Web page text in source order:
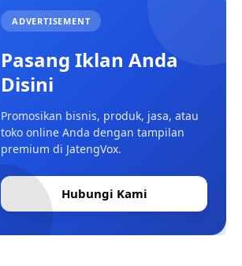
ADVERTISEMENT
Pasang Iklan Anda
Disini
Promosikan bisnis, produk, jasa, atau
toko online Anda dengan tampilan
premium di JatengVox.
Hubungi Kami